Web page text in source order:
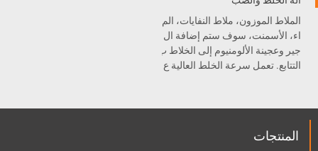
الملاط الموزون، ملاط النفايات، الم
اء، الأسمنت، سوف ستم إضافة ال
جير وعجينة الألومنيوم إلى الخلاط ب
التتابع. تعمل سرعة الخلط العالية ع
د تتطلب جهاز للتسخين.
المنتجات